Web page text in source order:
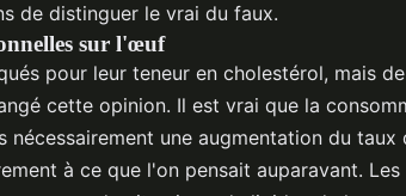
de distinguer le vrai du faux.
sur l'œuf
pour leur teneur en cholestérol, mais
cette opinion. Il est vrai que la
une augmentation du taux
à ce que l'on pensait auparavant.